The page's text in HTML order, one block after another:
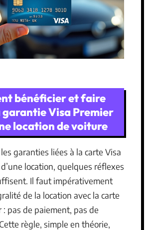
bénéficier et faire
garantie Visa Premier
location de voiture
garanties liées à la carte Visa
location, quelques réflexes
Il faut impérativement
de la location avec la carte
: pas de paiement, pas de
règle, simple en théorie,